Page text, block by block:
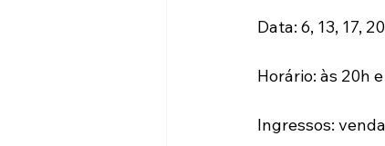
Data: 6, 13, 17,
Horário: às 20h
Ingressos: